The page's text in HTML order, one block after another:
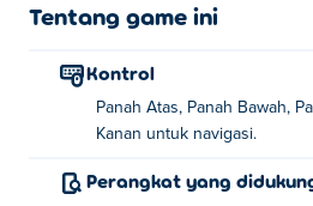
Tentang game ini
Kontrol
Panah Atas, Panah Bawah,
Kanan untuk navigasi.
Perangkat yang